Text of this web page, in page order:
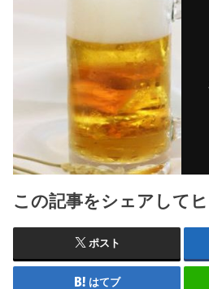
この記事をシェアして
ポスト
はてブ